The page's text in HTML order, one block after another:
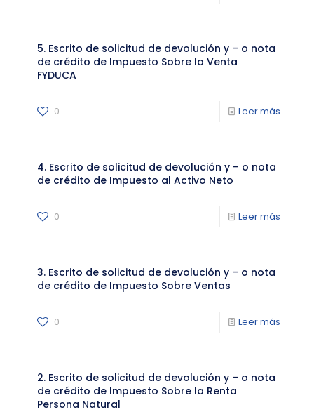
5. Escrito de solicitud de devolución y – o nota
de crédito de Impuesto Sobre la Venta
FYDUCA
0 Leer más
4. Escrito de solicitud de devolución y – o nota
de crédito de Impuesto al Activo Neto
0 Leer más
3. Escrito de solicitud de devolución y – o nota
de crédito de Impuesto Sobre Ventas
0 Leer más
2. Escrito de solicitud de devolución y – o nota
de crédito de Impuesto Sobre la Renta
Persona Natural